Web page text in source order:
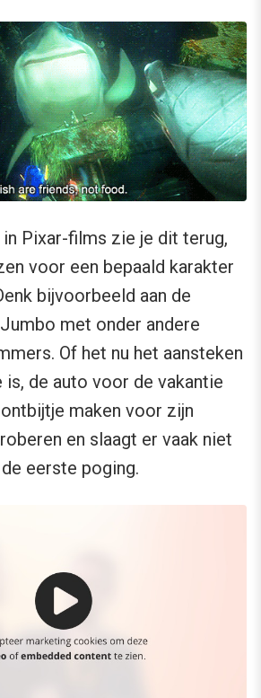
Pixar-films zie je dit terug,
voor een bepaald karakter
bijvoorbeeld aan de
met onder andere
Of het nu het aansteken
is, de auto voor de vakantie
maken voor zijn
en slaagt er vaak niet
eerste poging.